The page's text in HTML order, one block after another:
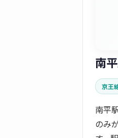
南
京王
南平
のみ